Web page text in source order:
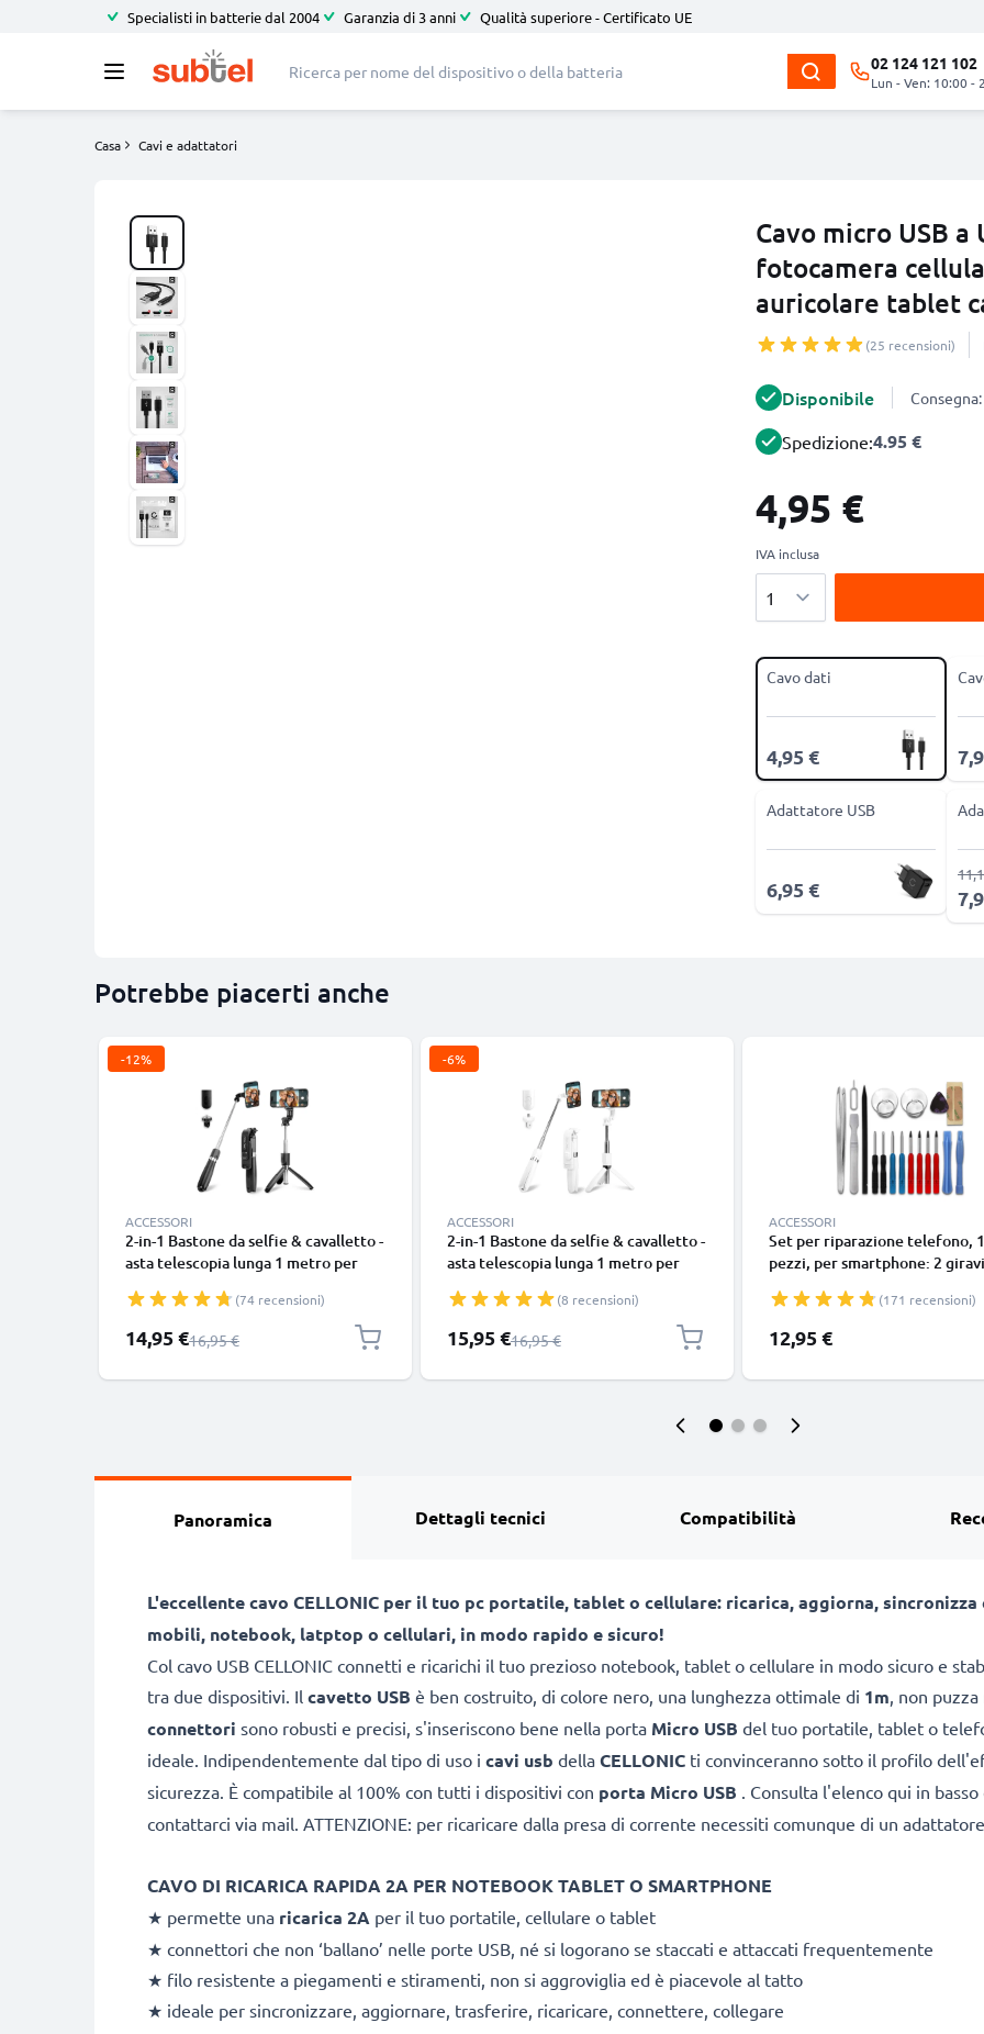
Specialisti in batterie dal 2004 Garanzia di 3 anni Qualità superiore - Certificato UE
02 124 121 102
Lun - Ven: 10:00 -
Casa Cavi e adattatori
Cavo micro USB a
fotocamera
auricolare tablet
(25 recensioni)
Disponibile
Spedizione:4.95 €
4,95 €
IVA inclusa
Cavo dati
4,95 €
Adattatore USB
6,95 €
Potrebbe piacerti anche
-12%
ACCESSORI
2-in-1 Bastone da selfie & cavalletto -
asta telescopia lunga 1 metro per
con telecomando bluetooth per
cellulari smartphone e fotocamere -
Compatibile con iPhone Gopro
(74 recensioni)
Prezzo speciale
14,95 €Prezzo normale
16,95 €
-6%
ACCESSORI
2-in-1 Bastone da selfie & cavalletto -
asta telescopia lunga 1 metro per
con telecomando bluetooth per
cellulari smartphone e fotocamere -
Compatibile con iPhone Gopro
(8 recensioni)
Prezzo speciale
15,95 €Prezzo normale
16,95 €
ACCESSORI
Set per riparazione telefono,
pezzi, per smartphone: 2
pinzette, levetta e tanto altro
| kit per smontare smartphone
(171 recensioni)
12,95 €
Panoramica Dettagli tecnici Compatibilità
L'eccellente cavo CELLONIC per il tuo pc portatile, tablet o cellulare: ricarica, aggiorna,
mobili, notebook, latptop o cellulari, in modo rapido e sicuro!
Col cavo USB CELLONIC connetti e ricarichi il tuo prezioso notebook, tablet o cellulare in modo sicuro e
tra due dispositivi. Il cavetto USB è ben costruito, di colore nero, una lunghezza ottimale di 1m, non
connettori sono robusti e precisi, s'inseriscono bene nella porta Micro USB del tuo portatile, tablet o
ideale. Indipendentemente dal tipo di uso i cavi usb della CELLONIC ti convinceranno sotto il profilo
sicurezza. È compatibile al 100% con tutti i dispositivi con porta Micro USB . Consulta l'elenco qui in
contattarci via mail. ATTENZIONE: per ricaricare dalla presa di corrente necessiti comunque di un
CAVO DI RICARICA RAPIDA 2A PER NOTEBOOK TABLET O SMARTPHONE
★ permette una ricarica 2A per il tuo portatile, cellulare o tablet
★ connettori che non ‘ballano’ nelle porte USB, né si logorano se staccati e attaccati frequentemente
★ filo resistente a piegamenti e stiramenti, non si aggroviglia ed è piacevole al tatto
★ ideale per sincronizzare, aggiornare, trasferire, ricaricare, connettere, collegare